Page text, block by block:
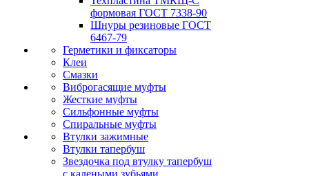
формовая ГОСТ 7338-90
Шнуры резиновые ГОСТ
6467-79
Герметики и фиксаторы
Клеи
Смазки
Виброгасящие муфты
Жесткие муфты
Сильфонные муфты
Спиральные муфты
Втулки зажимные
Втулки тапербуш
Звездочка под втулку тапербуш
c калеными зубьями